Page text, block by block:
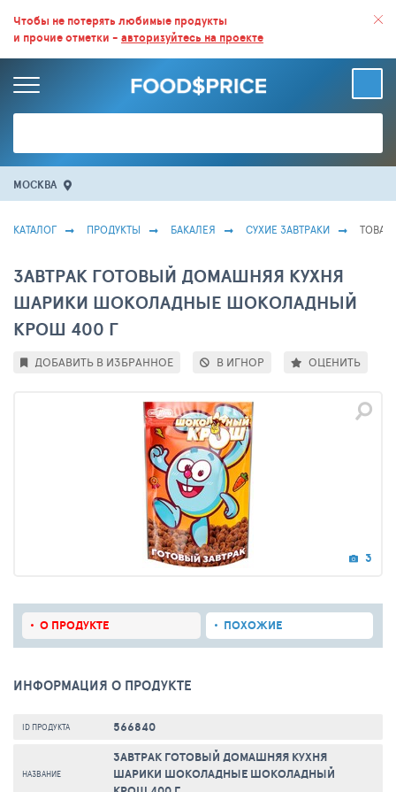
ВСЕ СКИДКИ И ВЫГОДНЫЕ ЦЕНЫ НА ПРОДУКТЫ В МАГАЗИНАХ.
БОЛЬШЕ 100 000 ТОВАРОВ. ЕЖЕДНЕВНОЕ ОБНОВЛЕНИЕ ЦЕН.
Чтобы не потерять любимые продукты
и прочие отметки - авторизуйтесь на проекте
МОСКВА
КАТАЛОГ ПРОДУКТЫ БАКАЛЕЯ СУХИЕ ЗАВТРАКИ ТОВАР
ЗАВТРАК ГОТОВЫЙ ДОМАШНЯЯ КУХНЯ
ШАРИКИ ШОКОЛАДНЫЕ ШОКОЛАДНЫЙ
КРОШ 400 Г
3
ДОБАВИТЬ В ИЗБРАННОЕ В ИГНОР ОЦЕНИТЬ
О ПРОДУКТЕ ПОХОЖИЕ
ИНФОРМАЦИЯ О ПРОДУКТЕ
ID ПРОДУКТА 566840
НАЗВАНИЕ
ЗАВТРАК ГОТОВЫЙ ДОМАШНЯЯ КУХНЯ
ШАРИКИ ШОКОЛАДНЫЕ ШОКОЛАДНЫЙ